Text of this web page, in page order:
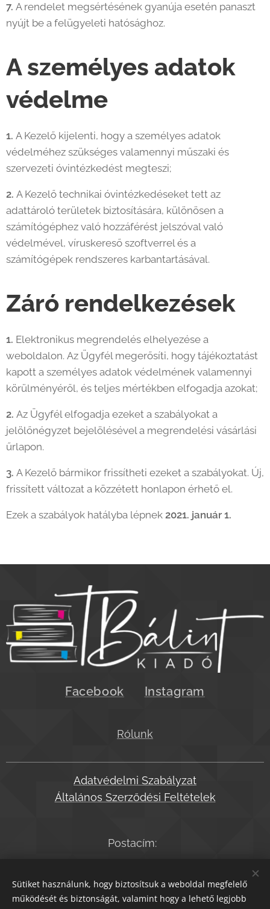
7. A rendelet megsértésének gyanúja esetén panaszt
nyújt be a felügyeleti hatósághoz.
A személyes adatok
védelme
1. A Kezelő kijelenti, hogy a személyes adatok
védelméhez szükséges valamennyi műszaki és
szervezeti óvintézkedést megteszi;
2. A Kezelő technikai óvintézkedéseket tett az
adattároló területek biztosítására, különösen a
számítógéphez való hozzáférést jelszóval való
védelmével, víruskereső szoftverrel és a
számítógépek rendszeres karbantartásával.
Záró rendelkezések
1. Elektronikus megrendelés elhelyezése a
weboldalon. Az Ügyfél megerősíti, hogy tájékoztatást
kapott a személyes adatok védelmének valamennyi
körülményéről, és teljes mértékben elfogadja azokat;
2. Az Ügyfél elfogadja ezeket a szabályokat a
jelölőnégyzet bejelölésével a megrendelési vásárlási
űrlapon.
3. A Kezelő bármikor frissítheti ezeket a szabályokat. Új,
frissített változat a közzétett honlapon érhető el.
Ezek a szabályok hatályba lépnek 2021. január 1.
Facebook Instagram
Rólunk
Adatvédelmi Szabályzat
Általános Szerződési Feltételek
Postacím:
Sütiket használunk, hogy biztosítsuk a weboldal megfelelő
működését és biztonságát, valamint hogy a lehető legjobb